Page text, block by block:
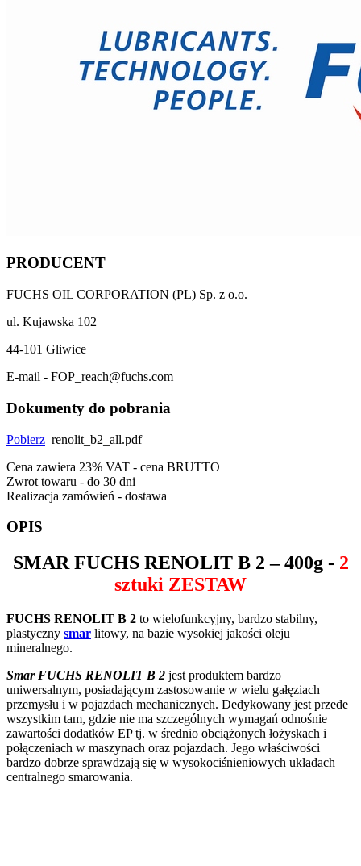
PRODUCENT
FUCHS OIL CORPORATION (PL) Sp. z o.o.
ul. Kujawska 102
44-101 Gliwice
E-mail - FOP_reach@fuchs.com
Dokumenty do pobrania
Pobierz renolit_b2_all.pdf
Cena zawiera 23% VAT - cena BRUTTO
Zwrot towaru - do 30 dni
Realizacja zamówień - dostawa
OPIS
SMAR FUCHS RENOLIT B 2 – 400g - 2
sztuki ZESTAW
FUCHS RENOLIT B 2 to wielofunkcyjny, bardzo stabilny,
plastyczny smar litowy, na bazie wysokiej jakości oleju
mineralnego.
Smar FUCHS RENOLIT B 2 jest produktem bardzo
uniwersalnym, posiadającym zastosowanie w wielu gałęziach
przemysłu i w pojazdach mechanicznych. Dedykowany jest przede
wszystkim tam, gdzie nie ma szczególnych wymagań odnośnie
zawartości dodatków EP tj. w średnio obciążonych łożyskach i
połączeniach w maszynach oraz pojazdach. Jego właściwości
bardzo dobrze sprawdzają się w wysokociśnieniowych układach
centralnego smarowania.